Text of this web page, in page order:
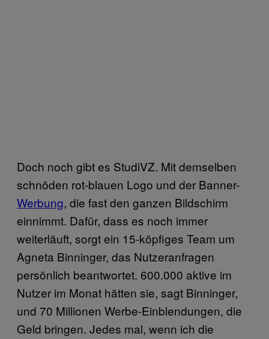
Doch noch gibt es StudiVZ. Mit demselben
schnöden rot-blauen Logo und der Banner-
Werbung, die fast den ganzen Bildschirm
einnimmt. Dafür, dass es noch immer
weiterläuft, sorgt ein 15-köpfiges Team um
Agneta Binninger, das Nutzeranfragen
persönlich beantwortet. 600.000 aktive im
Nutzer im Monat hätten sie, sagt Binninger,
und 70 Millionen Werbe-Einblendungen, die
Geld bringen. Jedes mal, wenn ich die